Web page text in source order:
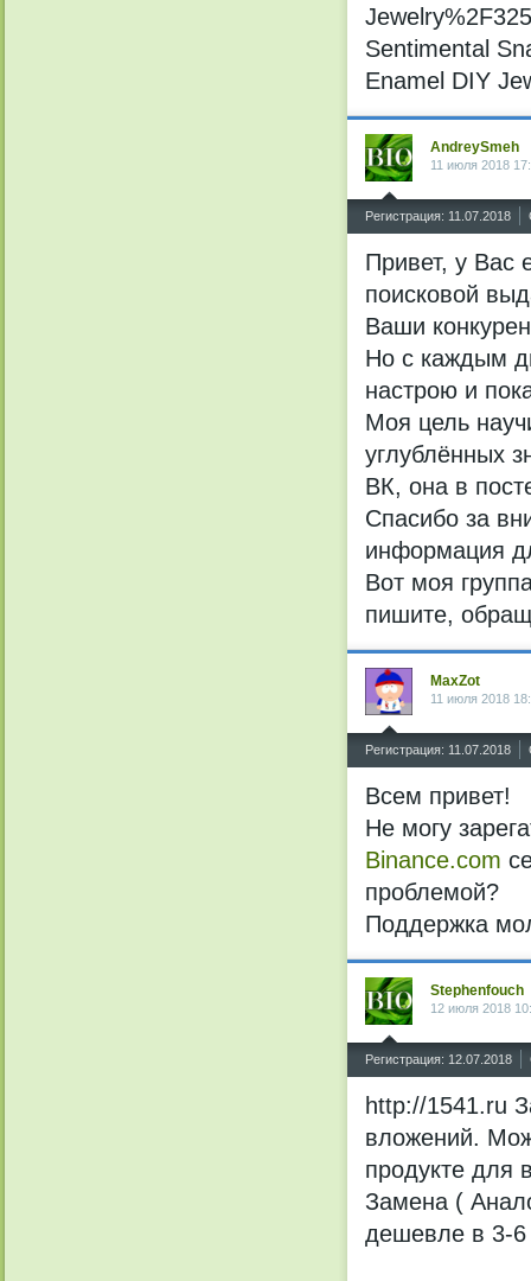
Sentimental
Enamel DIY
AndreySmeh
11 июля 2018
Регистрация: 11.07.2018
Привет, у Вас
поисковой
Ваши
Но с каждым
настрою и
Моя цель
углублённых
ВК, она в
Спасибо за
информация
Вот моя
пишите,
MaxZot
11 июля 2018
Регистрация: 11.07.2018
Всем привет!
Не могу
Binance.com
проблемой?
Поддержка
Stephenfouch
12 июля 2018
Регистрация: 12.07.2018
http://1541.ru
вложений.
продукте для
Замена (
дешевле в 3-